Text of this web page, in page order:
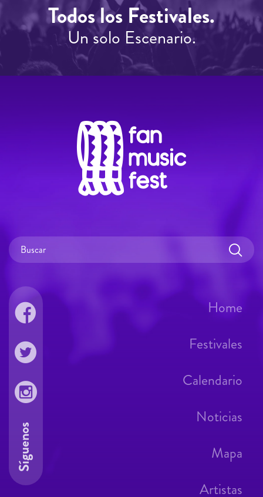
Todos los Festivales.
Un solo Escenario.
Home
Festivales
Calendario
Noticias
Mapa
Artistas
Síguenos